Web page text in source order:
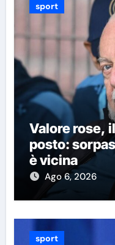
sport
Valore rose,
posto:
è vicina
Ago 6, 2026
sport